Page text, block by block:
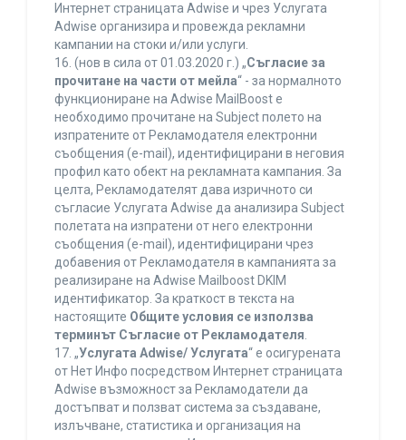
Интернет страницата Adwise и чрез Услугата
Adwise организира и провежда рекламни
кампании на стоки и/или услуги.
16. (нов в сила от 01.03.2020 г.) „Съгласие за
прочитане на части от мейла“ - за нормалното
функциониране на Adwise MailBoost е
необходимо прочитане на Subject полето на
изпратените от Рекламодателя електронни
съобщения (e-mail), идентифицирани в неговия
профил като обект на рекламната кампания. За
целта, Рекламодателят дава изричното си
съгласие Услугата Adwise да анализира Subject
полетата на изпратени от него електронни
съобщения (e-mail), идентифицирани чрез
добавения от Рекламодателя в кампанията за
реализиране на Adwise Mailboost DKIM
идентификатор. За краткост в текста на
настоящите Общите условия се използва
терминът Съгласие от Рекламодателя.
17. „Услугата Adwise/ Услугата“ е осигурената
от Нет Инфо посредством Интернет страницата
Adwise възможност за Рекламодатели да
достъпват и ползват система за създаване,
излъчване, статистика и организация на